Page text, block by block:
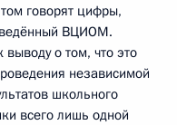
говорят цифры,
ВЦИОМ.
о том, что это
независимой
школьного
всего лишь одной